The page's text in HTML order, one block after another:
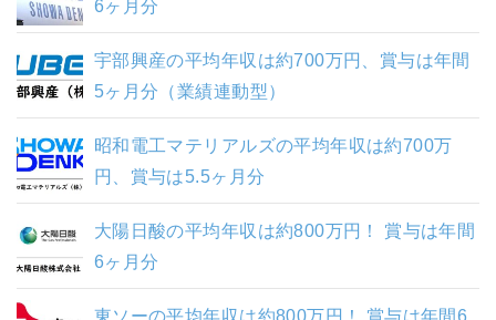
6ヶ月分
宇部興産の平均年収は約700万円、賞与は年間
5ヶ月分（業績連動型）
昭和電工マテリアルズの平均年収は約700万
円、賞与は5.5ヶ月分
大陽日酸の平均年収は約800万円！ 賞与は年間
6ヶ月分
東ソーの平均年収は約800万円！ 賞与は年間6